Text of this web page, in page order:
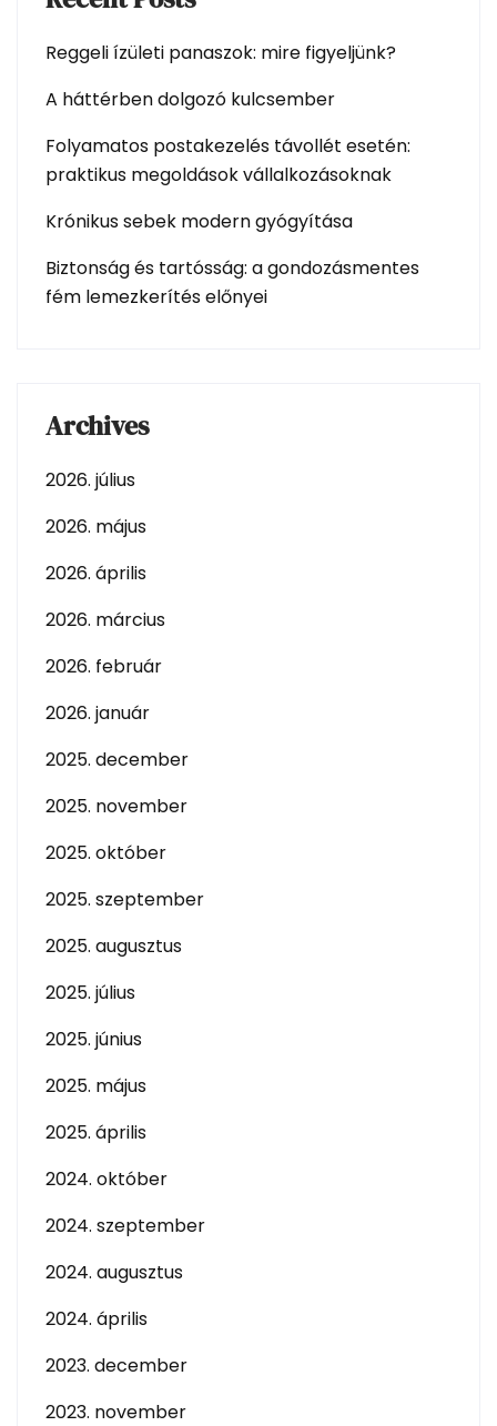
Reggeli ízületi panaszok: mire figyeljünk?
A háttérben dolgozó kulcsember
Folyamatos postakezelés távollét esetén:
praktikus megoldások vállalkozásoknak
Krónikus sebek modern gyógyítása
Biztonság és tartósság: a gondozásmentes
fém lemezkerítés előnyei
Archives
2026. július
2026. május
2026. április
2026. március
2026. február
2026. január
2025. december
2025. november
2025. október
2025. szeptember
2025. augusztus
2025. július
2025. június
2025. május
2025. április
2024. október
2024. szeptember
2024. augusztus
2024. április
2023. december
2023. november